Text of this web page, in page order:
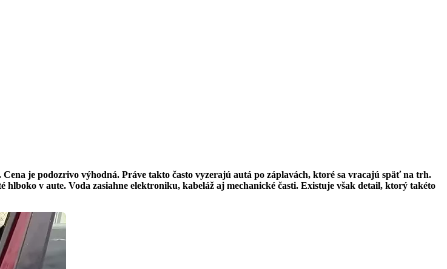
je podozrivo výhodná. Práve takto často vyzerajú autá po záplavách, ktoré sa vracajú späť na trh.
v aute. Voda zasiahne elektroniku, kabeláž aj mechanické časti. Existuje však detail, ktorý takéto